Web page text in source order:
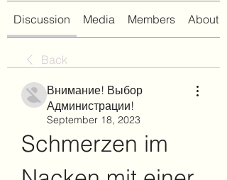
Discussion Media Members About
Back
Внимание! Выбор
Администрации!
September 18, 2023
Schmerzen im